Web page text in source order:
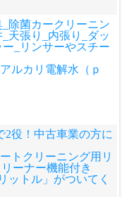
除菌カークリーニン
天張り_内張り_ダッ
_リンサーやスチー
ルカリ電解水（ｐ
2役！中古車業の方に
トクリーニング用リ
ーナー機能付き
ットル」がついてく